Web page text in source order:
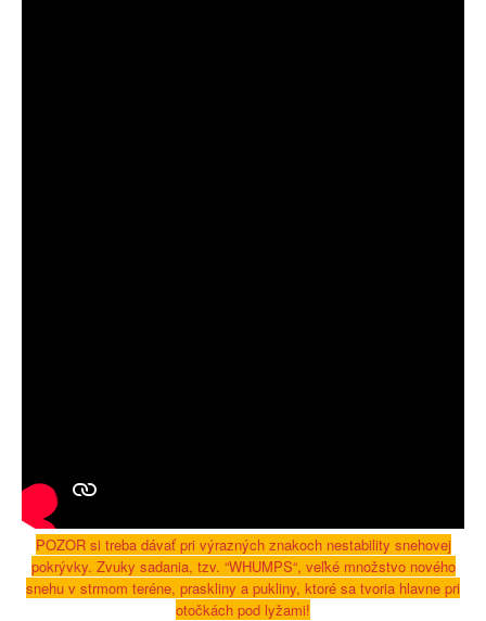
POZOR si treba dávať pri výrazných znakoch nestability snehovej
pokrývky. Zvuky sadania, tzv. “WHUMPS“, veľké množstvo nového
snehu v strmom teréne, praskliny a pukliny, ktoré sa tvoria hlavne pri
otočkách pod lyžami!